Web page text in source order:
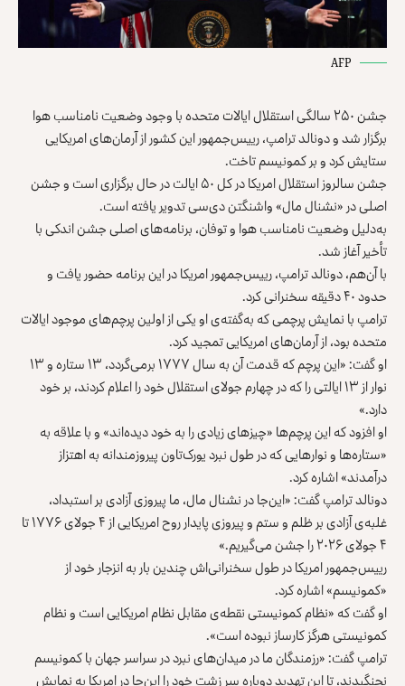
AFP
جشن ۲۵۰ سالگی استقلال ایالات متحده با وجود وضعیت نامناسب هوا
برگزار شد و دونالد ترامپ، رییس‌جمهور این کشور از آرمان‌های امریکایی
ستایش کرد و بر کمونیسم تاخت.
جشن سالروز استقلال امریکا در کل ۵۰ ایالت در حال برگزاری است و جشن
اصلی در «نشنال مال» واشنگتن‌ دی‌سی تدویر یافته است.
به‌دلیل وضعیت نامناسب هوا و توفان، برنامه‌های اصلی جشن اندکی با
تأخیر آغاز شد.
با آن‌هم، دونالد ترامپ، رییس‌جمهور امریکا در این برنامه حضور یافت و
حدود ۴۰ دقیقه سخنرانی کرد.
ترامپ با نمایش پرچمی که به‌گفته‌ی او یکی از اولین پرچم‌های موجود ایالات
متحده بود، از آرمان‌های امریکایی تمجید کرد.
او گفت: «این پرچم که قدمت آن به سال ۱۷۷۷ برمی‌گردد، ۱۳ ستاره و ۱۳
نوار از ۱۳ ایالتی را که در چهارم جولای استقلال خود را اعلام کردند، بر خود
دارد.»
او افزود که این پرچم‌ها «چیزهای زیادی را به خود دیده‌اند» و با علاقه به
«ستاره‌ها و نوارهایی که در طول نبرد یورک‌تاون پیروزمندانه به اهتزاز
درآمدند» اشاره کرد.
دونالد ترامپ گفت: «این‌جا در نشنال مال، ما پیروزی آزادی بر استبداد،
غلبه‌ی آزادی بر ظلم و ستم و پیروزی پایدار روح امریکایی از ۴ جولای ۱۷۷۶ تا
۴ جولای ۲۰۲۶ را جشن می‌گیریم.»
رییس‌جمهور امریکا در طول سخنرانی‌اش چندین بار به انزجار خود از
«کمونیسم» اشاره کرد.
او گفت که «نظام کمونیستی نقطه‌ی مقابل نظام امریکایی است و نظام
کمونیستی هرگز کارساز نبوده است».
ترامپ گفت: «رزمندگان ما در میدان‌های نبرد در سراسر جهان با کمونیسم
نجنگیدند، تا این تهدید دوباره سر زشت خود را این‌جا در امریکا به نمایش